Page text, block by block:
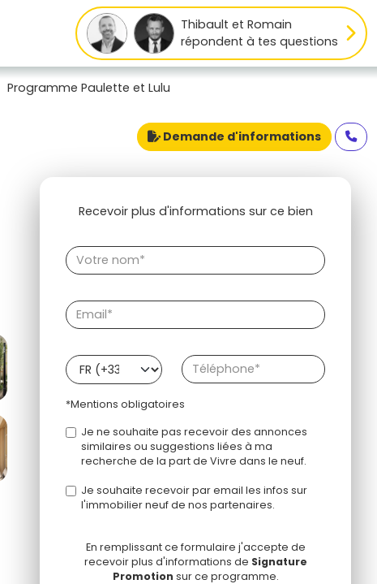
Thibault et Romain
répondent à tes questions
Programme Paulette et Lulu
Demande d'informations
Recevoir plus d'informations sur ce bien
*Mentions obligatoires
Je ne souhaite pas recevoir des annonces
similaires ou suggestions liées à ma
recherche de la part de Vivre dans le neuf.
Je souhaite recevoir par email les infos sur
l'immobilier neuf de nos partenaires.
En remplissant ce formulaire j'accepte de
recevoir plus d'informations de Signature
Promotion sur ce programme.